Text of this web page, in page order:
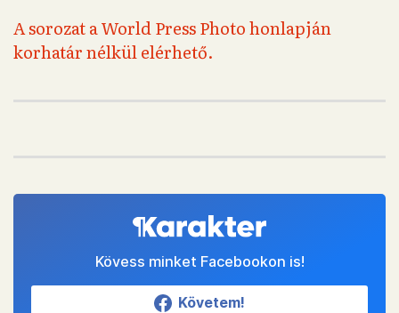
A sorozat a World Press Photo honlapján
korhatár nélkül elérhető.
Kövess minket Facebookon is!
Követem!